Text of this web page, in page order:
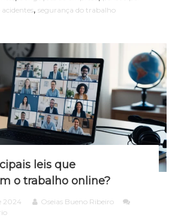
g
?
, segurança do trabalho
leis que
o trabalho online?
2024
Oseias Bueno Ribeiro
e